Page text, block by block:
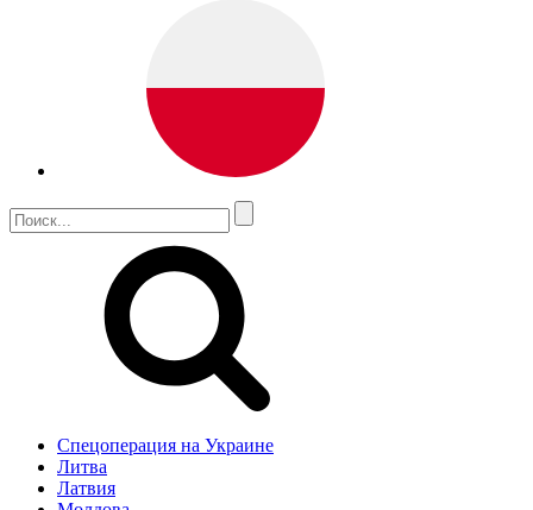
Спецоперация на Украине
Литва
Латвия